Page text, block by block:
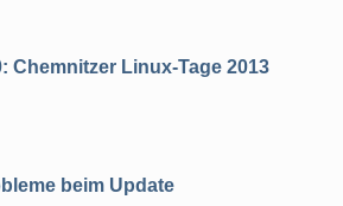
Chemnitzer Linux-Tage 2013
beim Update